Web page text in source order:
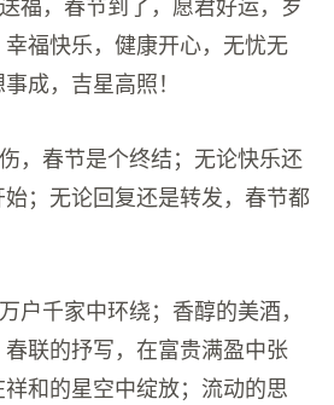
福快乐，健康开心，无忧无
成，吉星高照！
，春节是个终结；无论快乐还
；无论回复还是转发，春节都
户千家中环绕；香醇的美酒，
联的抒写，在富贵满盈中张
和的星空中绽放；流动的思